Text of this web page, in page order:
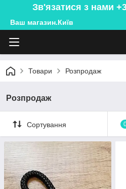
Зв'язатися з нами
Ваш магазин.Київ
Товари Розпродаж
Розпродаж
Сортування